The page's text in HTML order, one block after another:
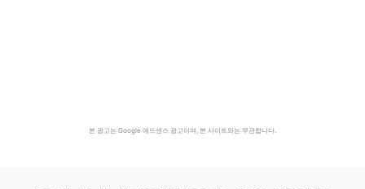
본 광고는 Google 애드센스 광고이며, 본 사이트와는 무관합니다.